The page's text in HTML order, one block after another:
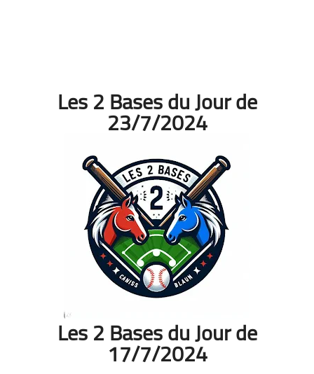
Les 2 Bases du Jour de
23/7/2024
Les 2 Bases du Jour de
17/7/2024